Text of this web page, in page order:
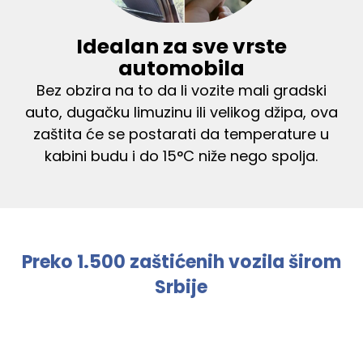
Idealan za sve vrste
automobila
Bez obzira na to da li vozite mali gradski
auto, dugačku limuzinu ili velikog džipa, ova
zaštita će se postarati da temperature u
kabini budu i do 15°C niže nego spolja.
Preko 1.500 zaštićenih vozila širom
Srbije